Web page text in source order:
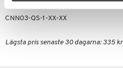
Artikelnr
CNN03-QS-1-XX-XX
Lägsta pris senaste 30 dagarna: 335 kr